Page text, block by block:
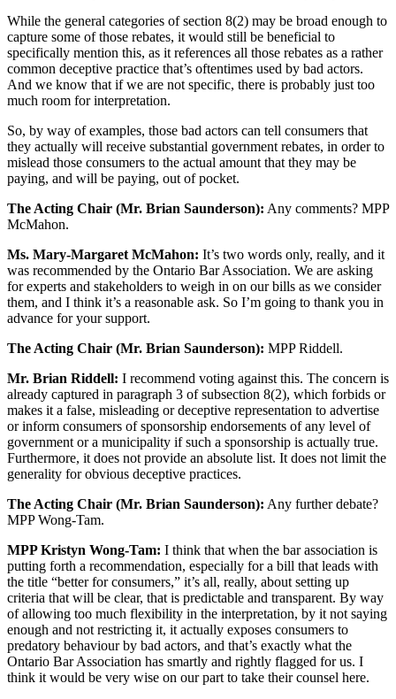
While the general categories of section 8(2) may be broad enough to
capture some of those rebates, it would still be beneficial to
specifically mention this, as it references all those rebates as a rather
common deceptive practice that’s oftentimes used by bad actors.
And we know that if we are not specific, there is probably just too
much room for interpretation.
So, by way of examples, those bad actors can tell consumers that
they actually will receive substantial government rebates, in order to
mislead those consumers to the actual amount that they may be
paying, and will be paying, out of pocket.
The Acting Chair (Mr. Brian Saunderson): Any comments? MPP
McMahon.
Ms. Mary-Margaret McMahon: It’s two words only, really, and it
was recommended by the Ontario Bar Association. We are asking
for experts and stakeholders to weigh in on our bills as we consider
them, and I think it’s a reasonable ask. So I’m going to thank you in
advance for your support.
The Acting Chair (Mr. Brian Saunderson): MPP Riddell.
Mr. Brian Riddell: I recommend voting against this. The concern is
already captured in paragraph 3 of subsection 8(2), which forbids or
makes it a false, misleading or deceptive representation to advertise
or inform consumers of sponsorship endorsements of any level of
government or a municipality if such a sponsorship is actually true.
Furthermore, it does not provide an absolute list. It does not limit the
generality for obvious deceptive practices.
The Acting Chair (Mr. Brian Saunderson): Any further debate?
MPP Wong-Tam.
MPP Kristyn Wong-Tam: I think that when the bar association is
putting forth a recommendation, especially for a bill that leads with
the title “better for consumers,” it’s all, really, about setting up
criteria that will be clear, that is predictable and transparent. By way
of allowing too much flexibility in the interpretation, by it not saying
enough and not restricting it, it actually exposes consumers to
predatory behaviour by bad actors, and that’s exactly what the
Ontario Bar Association has smartly and rightly flagged for us. I
think it would be very wise on our part to take their counsel here.